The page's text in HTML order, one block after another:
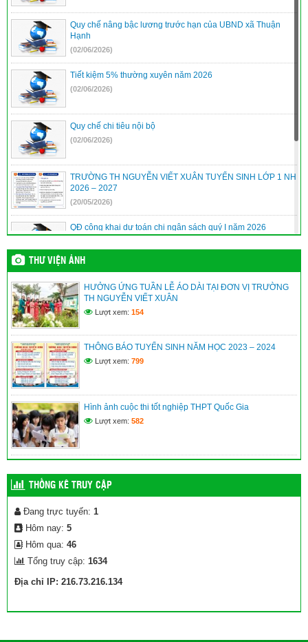
Quy chế nâng bậc lương trước hạn của UBND xã Thuận
Hạnh
(02/06/2026)
Tiết kiệm 5% thường xuyên năm 2026
(02/06/2026)
Quy chế chi tiêu nội bộ
(02/06/2026)
TRƯỜNG TH NGUYỄN VIẾT XUÂN TUYỂN SINH LỚP 1 NH
2026 – 2027
(20/05/2026)
QĐ công khai dự toán chi ngân sách quý I năm 2026
(10/04/2026)
Quyết định phê duyệt danh sách hưởng chế độ học kỳ II năm
học 2025-2026
(10/04/2026)
THƯ VIỆN ẢNH
HƯỞNG ỨNG TUẦN LỄ ÁO DÀI TẠI ĐƠN VỊ TRƯỜNG
TH NGUYỄN VIẾT XUÂN
Lượt xem: 154
THÔNG BÁO TUYỂN SINH NĂM HỌC 2023 – 2024
Lượt xem: 799
Hình ảnh cuộc thi tốt nghiệp THPT Quốc Gia
Lượt xem: 582
THỐNG KÊ TRUY CẬP
Đang trực tuyến: 1
Hôm nay: 5
Hôm qua: 46
Tổng truy cập: 1634
Địa chỉ IP: 216.73.216.134